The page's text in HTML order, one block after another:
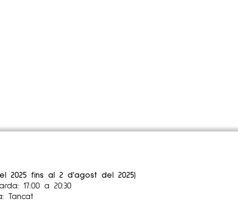
2025 fins al 2 d'agost del 2025)
17:00 a 20:30
Tancat